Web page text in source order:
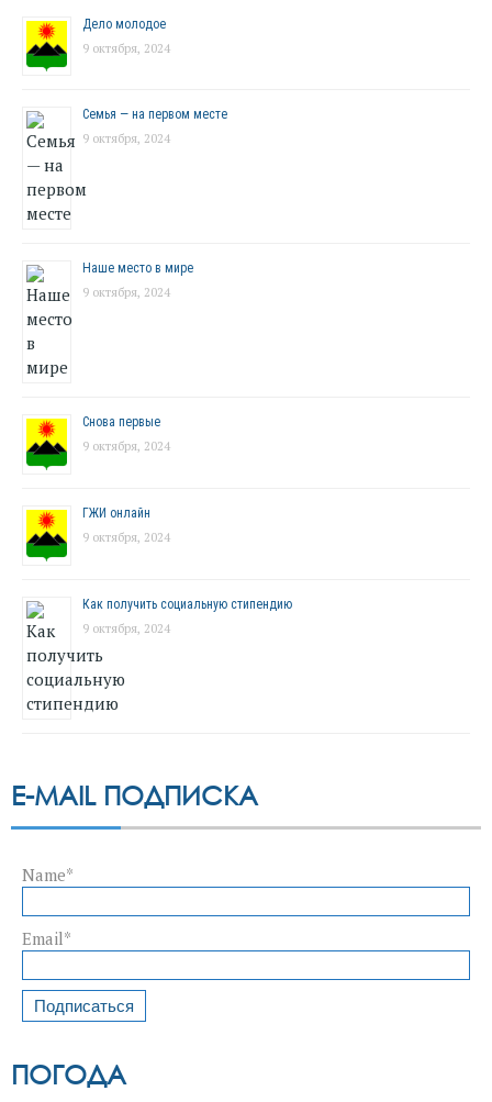
Дело молодое
9 октября, 2024
Семья — на первом месте
9 октября, 2024
Наше место в мире
9 октября, 2024
Снова первые
9 октября, 2024
ГЖИ онлайн
9 октября, 2024
Как получить социальную стипендию
9 октября, 2024
E-MAIL ПОДПИСКА
Name*
Email*
ПОГОДА